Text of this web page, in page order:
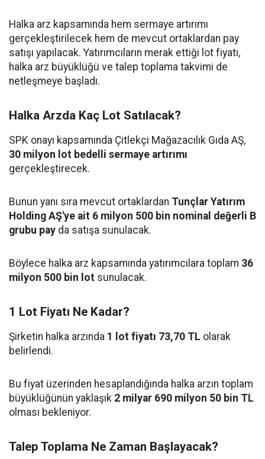
Halka arz kapsamında hem sermaye artırımı
gerçekleştirilecek hem de mevcut ortaklardan pay
satışı yapılacak. Yatırımcıların merak ettiği lot fiyatı,
halka arz büyüklüğü ve talep toplama takvimi de
netleşmeye başladı.
Halka Arzda Kaç Lot Satılacak?
SPK onayı kapsamında Çitlekçi Mağazacılık Gıda AŞ,
30 milyon lot bedelli sermaye artırımı
gerçekleştirecek.
Bunun yanı sıra mevcut ortaklardan Tunçlar Yatırım
Holding AŞ'ye ait 6 milyon 500 bin nominal değerli B
grubu pay da satışa sunulacak.
Böylece halka arz kapsamında yatırımcılara toplam 36
milyon 500 bin lot sunulacak.
1 Lot Fiyatı Ne Kadar?
Şirketin halka arzında 1 lot fiyatı 73,70 TL olarak
belirlendi.
Bu fiyat üzerinden hesaplandığında halka arzın toplam
büyüklüğünün yaklaşık 2 milyar 690 milyon 50 bin TL
olması bekleniyor.
Talep Toplama Ne Zaman Başlayacak?